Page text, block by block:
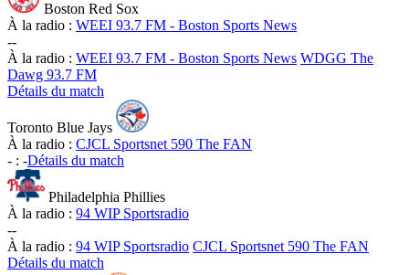
Boston Red Sox
À la radio : WEEI 93.7 FM - Boston Sports News
--
À la radio : WEEI 93.7 FM - Boston Sports News WDGG The
Dawg 93.7 FM
Détails du match
Toronto Blue Jays
À la radio : CJCL Sportsnet 590 The FAN
- : -Détails du match
Philadelphia Phillies
À la radio : 94 WIP Sportsradio
--
À la radio : 94 WIP Sportsradio CJCL Sportsnet 590 The FAN
Détails du match